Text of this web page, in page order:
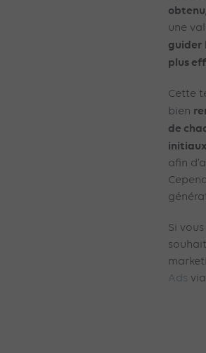
obtenu
une
guider
plus
Cette
bien
de
afin
Si
Ads